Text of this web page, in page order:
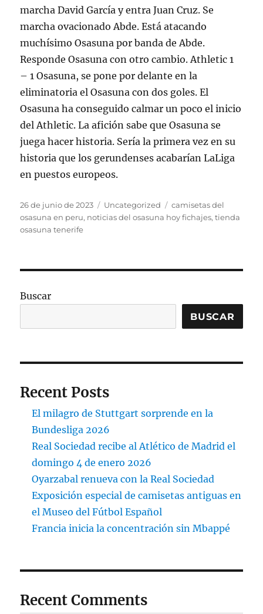
marcha David García y entra Juan Cruz. Se
marcha ovacionado Abde. Está atacando
muchísimo Osasuna por banda de Abde.
Responde Osasuna con otro cambio. Athletic 1
– 1 Osasuna, se pone por delante en la
eliminatoria el Osasuna con dos goles. El
Osasuna ha conseguido calmar un poco el inicio
del Athletic. La afición sabe que Osasuna se
juega hacer historia. Sería la primera vez en su
historia que los gerundenses acabarían LaLiga
en puestos europeos.
Publicado
el
26 de junio de 2023 Categorías
Uncategorized Etiquetas
camisetas del
osasuna en peru, noticias del osasuna hoy fichajes,tienda
osasuna tenerife
Buscar
BUSCAR
Recent Posts
El milagro de Stuttgart sorprende en la
Bundesliga 2026
Real Sociedad recibe al Atlético de Madrid el
domingo 4 de enero 2026
Oyarzabal renueva con la Real Sociedad
Exposición especial de camisetas antiguas en
el Museo del Fútbol Español
Francia inicia la concentración sin Mbappé
Recent Comments